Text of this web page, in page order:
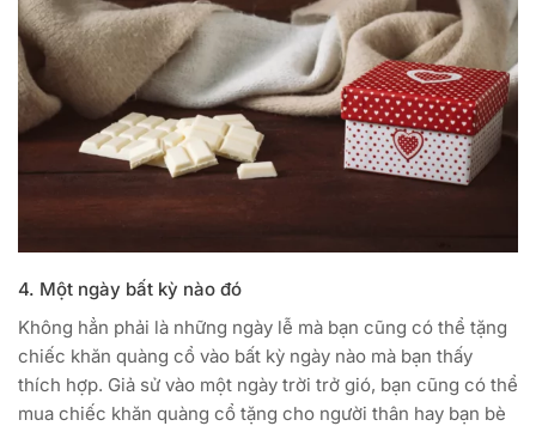
4. Một ngày bất kỳ nào đó
Không hẳn phải là những ngày lễ mà bạn cũng có thể tặng
chiếc khăn quàng cổ vào bất kỳ ngày nào mà bạn thấy
thích hợp. Giả sử vào một ngày trời trở gió, bạn cũng có thể
mua chiếc khăn quàng cổ tặng cho người thân hay bạn bè